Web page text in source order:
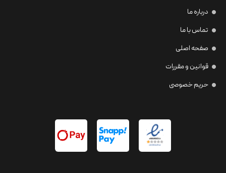
درباره ما
تماس با ما
صفحه اصلی
قوانین و مقررات
حریم خصوصی